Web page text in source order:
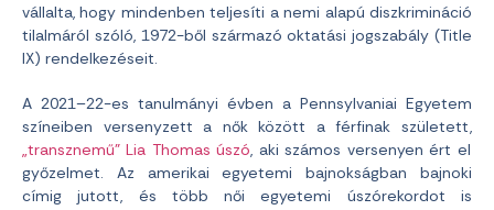
vállalta, hogy mindenben teljesíti a nemi alapú diszkrimináció
tilalmáról szóló, 1972-ből származó oktatási jogszabály (Title
IX) rendelkezéseit.
A 2021–22-es tanulmányi évben a Pennsylvaniai Egyetem
színeiben versenyzett a nők között a férfinak született,
„transznemű” Lia Thomas úszó , aki számos versenyen ért el
győzelmet. Az amerikai egyetemi bajnokságban bajnoki
címig jutott, és több női egyetemi úszórekordot is